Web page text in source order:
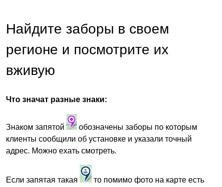
Найдите заборы в своем
регионе и посмотрите их
вживую
Что значат разные знаки:
Знаком запятой
обозначены заборы по которым
клиенты сообщили об установке и указали точный
адрес. Можно ехать смотреть.
Если запятая такая
то помимо фото на карте есть